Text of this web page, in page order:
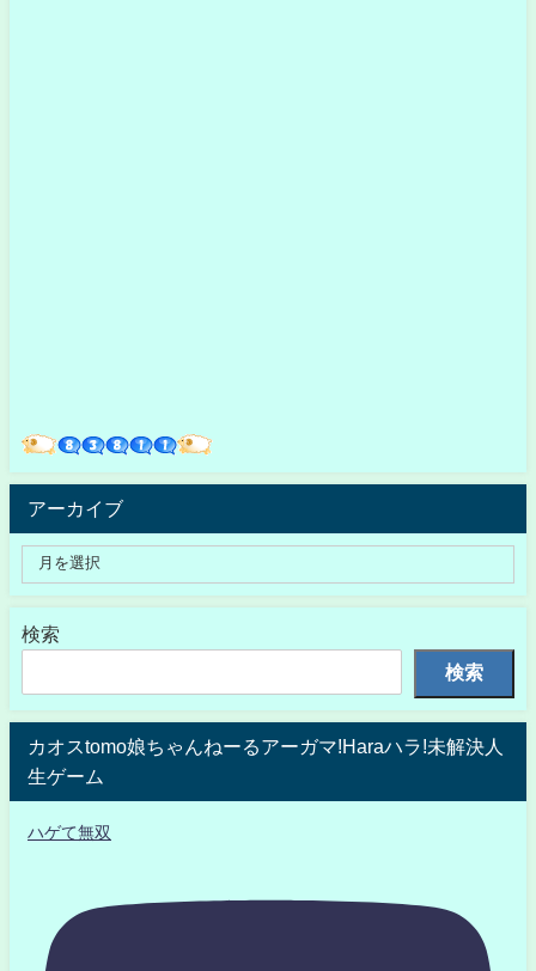
アーカイブ
検索
検索
カオスtomo娘ちゃんねーるアーガマ!Haraハラ!未解決人
生ゲーム
ハゲて無双